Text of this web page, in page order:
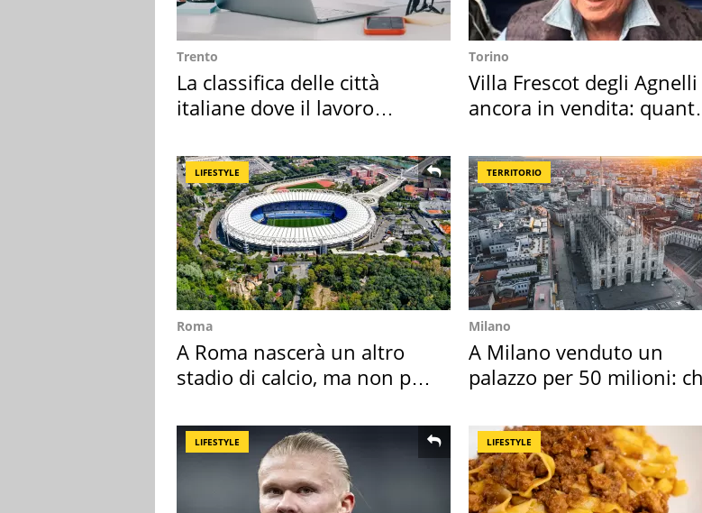
Trento
La classifica delle città
italiane dove il lavoro
Torino
Villa Frescot degli Agnelli
ancora in vendita:
LIFESTYLE
Roma
A Roma nascerà un altro
stadio di calcio, ma non per
TERRITORIO
Milano
A Milano venduto un
palazzo per 50 milioni:
LIFESTYLE LIFESTYLE